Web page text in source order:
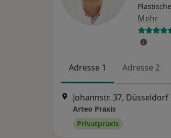
Mehr
Adresse 1 Adresse 2
Johannstr. 37, Düsseldorf
Arteo Praxis
Privatpraxis